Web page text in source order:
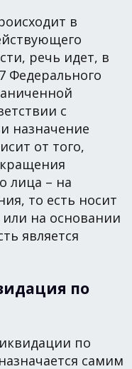
в
речь идет, в
Федерального
с
назначение
от того,
лица – на
то есть носит
на основании
является
по
по
самим